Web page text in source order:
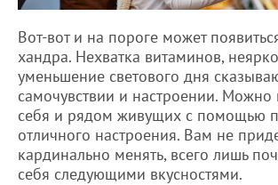
Вот-вот и на пороге может
хандра. Нехватка витаминов,
уменьшение светового дня
самочувствии и настроении. Можно
себя и рядом живущих с помощью
отличного настроения. Вам не
кардинально менять, всего лишь
себя следующими вкусностями.